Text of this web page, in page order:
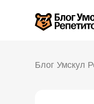
Блог Умскул